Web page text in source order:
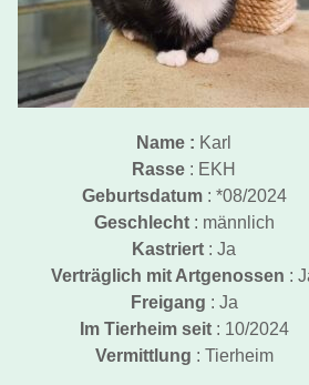
Name : Karl
Rasse : EKH
Geburtsdatum: *08/2024
Geschlecht: männlich
Kastriert : Ja
Verträglich mit Artgenossen :
Freigang : Ja
Im Tierheim seit : 10/2024
Vermittlung : Tierheim